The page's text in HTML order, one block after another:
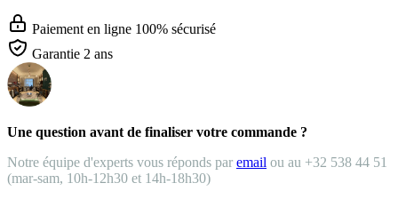
Paiement en ligne 100% sécurisé
Garantie 2 ans
Une question avant de finaliser votre commande ?
Notre équipe d'experts vous réponds par email ou au +32 538 44 51
(mar-sam, 10h-12h30 et 14h-18h30)